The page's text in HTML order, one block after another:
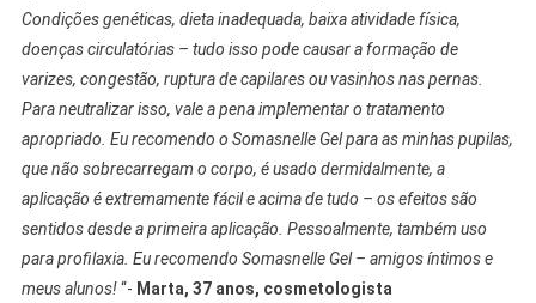
Condições genéticas, dieta inadequada, baixa atividade física,
doenças circulatórias – tudo isso pode causar a formação de
varizes, congestão, ruptura de capilares ou vasinhos nas pernas.
Para neutralizar isso, vale a pena implementar o tratamento
apropriado. Eu recomendo o Somasnelle Gel para as minhas pupilas,
que não sobrecarregam o corpo, é usado dermidalmente, a
aplicação é extremamente fácil e acima de tudo – os efeitos são
sentidos desde a primeira aplicação. Pessoalmente, também uso
para profilaxia. Eu recomendo Somasnelle Gel – amigos íntimos e
meus alunos!“- Marta, 37 anos, cosmetologista